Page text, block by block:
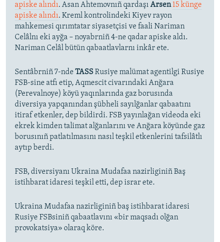
apiske alındı. Asan Ahtemovnıñ qardaşı Arsen15 künge
apiske alındı. Kreml kontrolindeki Kiyev rayon
mahkemesi qırımtatar siyasetçisi ve faali Nariman
Celâlnı eki ayğa – noyabrniñ 4-ne qadar apiske aldı.
Nariman Celâl bütün qabaatlavlarnı inkâr ete.
Sentâbrniñ 7-nde TASSRusiye malümat agentilgi Rusiye
FSB-sine atfı etip, Aqmescit civarındaki Anğara
(Perevalnoye) köyü yaqınlarında gaz borusında
diversiya yapqanından şübheli sayılğanlar qabaatını
itiraf etkenler, dep bildirdi. FSB yayınlağan videoda eki
ekrek kimden talimat alğanlarını ve Anğara köyünde gaz
borusınıñ patlatılmasını nasıl teşkil etkenlerini tafsilâtlı
aytıp berdi.
FSB, diversiyanı Ukraina Mudafaa nazirliginiñ Baş
istihbarat idaresi teşkil etti, dep israr ete.
Ukraina Mudafaa nazirliginiñ baş istihbarat idaresi
Rusiye FSBsiniñ qabaatlavını «bir maqsadı olğan
provokatsiya» olaraq köre.